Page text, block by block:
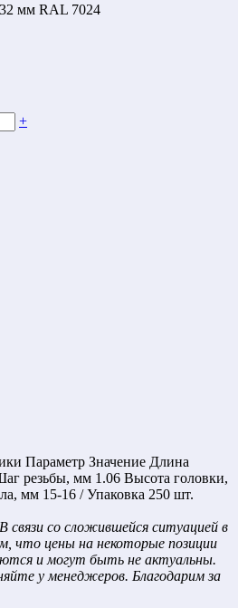
мм RAL 7024
+
Параметр Значение Длина
резьбы, мм 1.06 Высота головки,
мм 15-16 / Упаковка 250 шт.
со сложившейся ситуацией в
что цены на некоторые позиции
и могут быть не актуальны.
у менеджеров. Благодарим за